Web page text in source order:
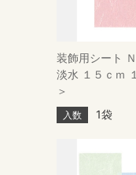
装飾用シート
淡水 １５ｃｍ
＞
入数 1袋